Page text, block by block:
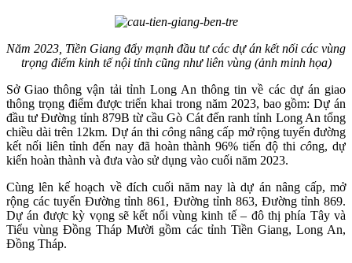
Năm 2023, Tiền Giang đẩy mạnh đầu tư các dự án kết nối các vùng
trọng điểm kinh tế nội tỉnh cũng như liên vùng (ảnh minh họa)
Sở Giao thông vận tải tỉnh Long An thông tin về các dự án giao
thông trọng điểm được triển khai trong năm 2023, bao gồm: Dự án
đầu tư Đường tỉnh 879B từ cầu Gò Cát đến ranh tỉnh Long An tổng
chiều dài trên 12km. Dự án thicông nâng cấp mở rộng tuyến đường
kết nối liên tỉnh đến nay đã hoàn thành 96% tiến độ thicông, dự
kiến hoàn thành và đưa vào sử dụng vào cuối năm 2023.
Cùng lên kế hoạch về đích cuối năm nay là dự án nâng cấp, mở
rộng các tuyến Đường tỉnh 861, Đường tỉnh 863, Đường tỉnh 869.
Dự án được kỳ vọng sẽ kết nối vùng kinh tế – đô thị phía Tây và
Tiểu vùng Đồng Tháp Mười gồm các tỉnh Tiền Giang, Long An,
Đồng Tháp.